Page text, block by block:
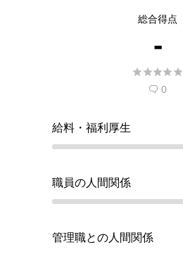
総合得点
-

 0
給料・福利厚生
職員の人間関係
管理職との人間関係